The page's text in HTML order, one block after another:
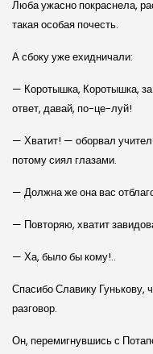
Люба ужасно покраснела,
такая особая почесть.
А сбоку уже ехидничали:
— Коротышка, Коротышка,
ответ, давай, по-це-луй!
— Хватит! — оборвал
потому сиял глазами.
— Должна же она вас
— Повторяю, хватит
— Ха, было бы кому!..
Спасибо Славику Гунькову,
разговор.
Он, перемигнувшись с